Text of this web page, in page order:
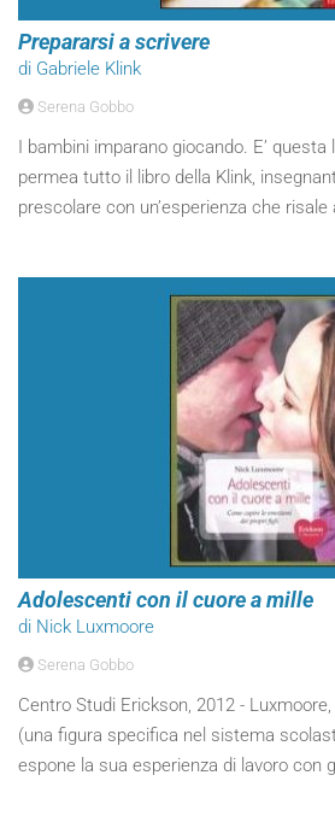
Prepararsi a scrivere
di Gabriele Klink
Serena Gobbo
I bambini imparano giocando. E’
permea tutto il libro della Klink,
prescolare con un’esperienza che
Adolescenti con il cuore a mille
di Nick Luxmoore
Serena Gobbo
Centro Studi Erickson, 2012 -
(una figura specifica nel sistema
espone la sua esperienza di lavoro con